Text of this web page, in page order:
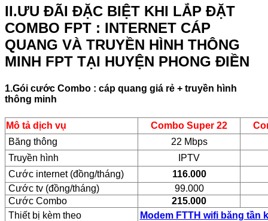
II.ƯU ĐÃI ĐẶC BIỆT KHI LẮP ĐẶT
COMBO FPT : INTERNET CÁP
QUANG VÀ TRUYỀN HÌNH THÔNG
MINH FPT TẠI HUYỆN PHONG ĐIỀN
1.Gói cước Combo : cáp quang giá rẻ + truyền hình
thông minh
Mô tả dịch vụ Combo Super 22
Băng thông
22 Mbps
Truyền hình
IPTV
Cước internet (đồng/tháng)
116.000
Cước tv (đồng/tháng)
99.000
Cước Combo
215.000
Thiết bị kèm theo
Modem FTTH wifi băng tần